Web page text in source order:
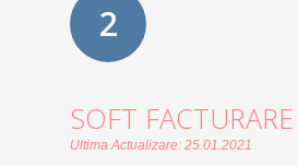
2
SOFT
Ultima Actualizare: 25.01.2021